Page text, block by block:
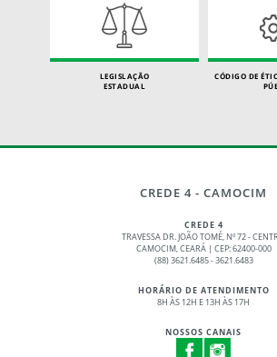
LEGISLAÇÃO
ESTADUAL
CÓDIGO DE
CREDE 4 - CAMOCIM
CREDE 4
TRAVESSA DR. JOÃO TOMÉ, Nº 72 -
CAMOCIM, CEARÁ | CEP: 62400-000
(88) 3621.6485 - 3621.6483
HORÁRIO DE ATENDIMENTO
8H ÀS 12H E 13H ÀS 17H
NOSSOS CANAIS